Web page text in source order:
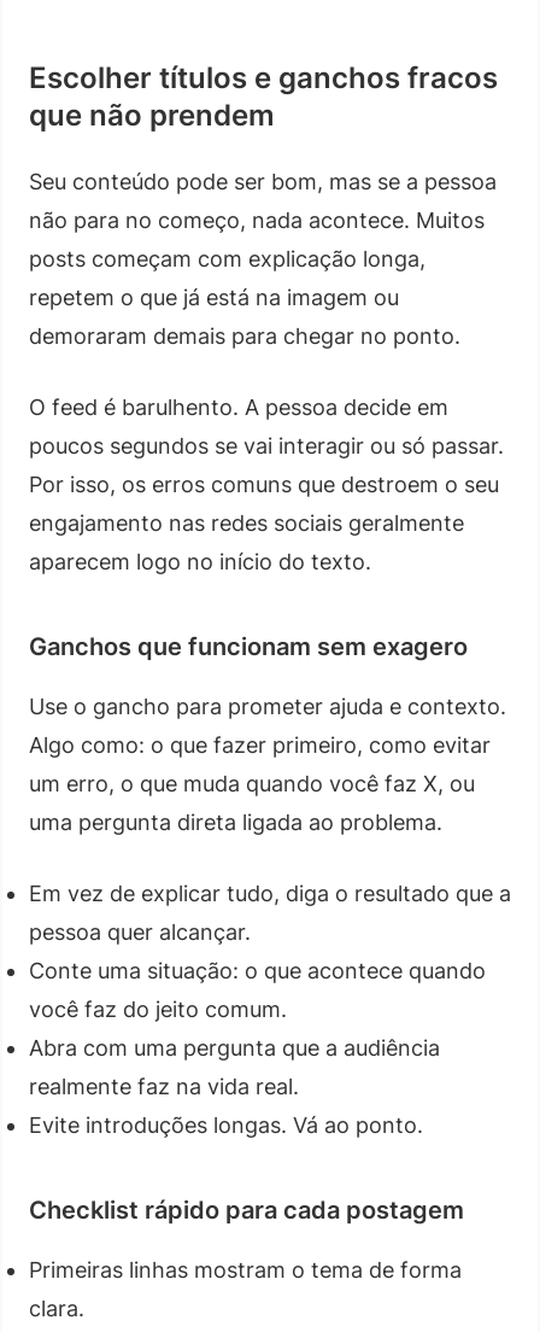
Escolher títulos e ganchos fracos
que não prendem
Seu conteúdo pode ser bom, mas se a pessoa
não para no começo, nada acontece. Muitos
posts começam com explicação longa,
repetem o que já está na imagem ou
demoraram demais para chegar no ponto.
O feed é barulhento. A pessoa decide em
poucos segundos se vai interagir ou só passar.
Por isso, os erros comuns que destroem o seu
engajamento nas redes sociais geralmente
aparecem logo no início do texto.
Ganchos que funcionam sem exagero
Use o gancho para prometer ajuda e contexto.
Algo como: o que fazer primeiro, como evitar
um erro, o que muda quando você faz X, ou
uma pergunta direta ligada ao problema.
Em vez de explicar tudo, diga o resultado que a
pessoa quer alcançar.
Conte uma situação: o que acontece quando
você faz do jeito comum.
Abra com uma pergunta que a audiência
realmente faz na vida real.
Evite introduções longas. Vá ao ponto.
Checklist rápido para cada postagem
Primeiras linhas mostram o tema de forma
clara.